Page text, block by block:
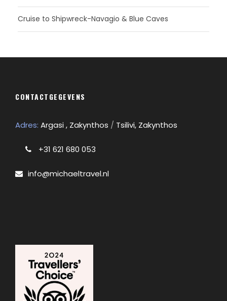
Cruise to Shipwreck-Navagio & Blue Caves
CONTACTGEGEVENS
Adres: Argasi , Zakynthos / Tsilivi, Zakynthos
+31 621 680 053
info@michaeltravel.nl